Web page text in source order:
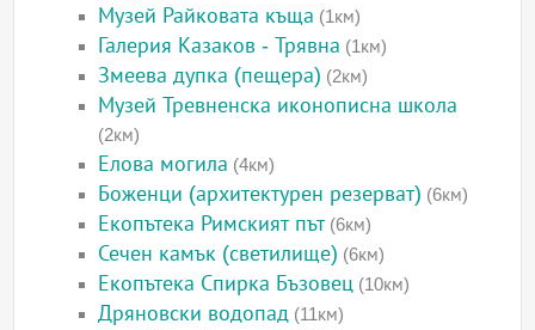
Музей Райковата къща (1км)
Галерия Казаков - Трявна (1км)
Змеева дупка (пещера) (2км)
Музей Тревненска иконописна школа
(2км)
Елова могила (4км)
Боженци (архитектурен резерват) (6км)
Екопътека Римският път(6км)
Сечен камък (светилище) (6км)
Екопътека Спирка Бъзовец (10км)
Дряновски водопад (11км)